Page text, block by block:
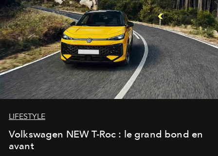
LIFESTYLE
Volkswagen NEW T-Roc : le grand bond en
avant